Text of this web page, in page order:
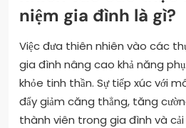
niệm gia đình là gì?
Việc đưa thiên nhiên vào các
gia đình nâng cao khả năng
khỏe tinh thần. Sự tiếp xúc với
đẩy giảm căng thẳng, tăng
thành viên trong gia đình và